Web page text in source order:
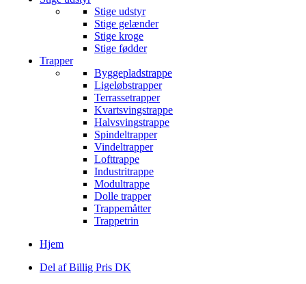
Stige udstyr
Stige gelænder
Stige kroge
Stige fødder
Trapper
Byggepladstrappe
Ligeløbstrapper
Terrassetrapper
Kvartsvingstrappe
Halvsvingstrappe
Spindeltrapper
Vindeltrapper
Lofttrappe
Industritrappe
Modultrappe
Dolle trapper
Trappemåtter
Trappetrin
Hjem
Del af Billig Pris DK